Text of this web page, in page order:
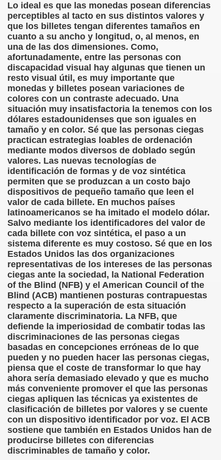
Lo ideal es que las monedas posean diferencias
perceptibles al tacto en sus distintos valores y
que los billetes tengan diferentes tamaños en
cuanto a su ancho y longitud, o, al menos, en
una de las dos dimensiones. Como,
afortunadamente, entre las personas con
discapacidad visual hay algunas que tienen un
resto visual útil, es muy importante que
monedas y billetes posean variaciones de
colores con un contraste adecuado. Una
situación muy insatisfactoria la tenemos con los
dólares estadounidenses que son iguales en
tamaño y en color. Sé que las personas ciegas
practican estrategias loables de ordenación
mediante modos diversos de doblado según
valores. Las nuevas tecnologías de
identificación de formas y de voz sintética
permiten que se produzcan a un costo bajo
dispositivos de pequeño tamaño que leen el
valor de cada billete. En muchos países
latinoamericanos se ha imitado el modelo dólar.
Salvo mediante los identificadores del valor de
cada billete con voz sintética, el paso a un
sistema diferente es muy costoso. Sé que en los
Estados Unidos las dos organizaciones
representativas de los intereses de las personas
ciegas ante la sociedad, la National Federation
of the Blind (NFB) y el American Council of the
Blind (ACB) mantienen posturas contrapuestas
respecto a la superación de esta situación
claramente discriminatoria. La NFB, que
defiende la imperiosidad de combatir todas las
discriminaciones de las personas ciegas
basadas en concepciones erróneas de lo que
pueden y no pueden hacer las personas ciegas,
piensa que el coste de transformar lo que hay
ahora sería demasiado elevado y que es mucho
más conveniente promover el que las personas
ciegas apliquen las técnicas ya existentes de
clasificación de billetes por valores y se cuente
con un dispositivo identificador por voz. El ACB
sostiene que también en Estados Unidos han de
producirse billetes con diferencias
discriminables de tamaño y color.
Bejarano)
(Juan José Miñana)
a Charles Barbier (Pablo Madrid Herruzo)
(Pedro Zurita)
Sus Precios (Pedro Zurita)
de l'Adolescència en Nois-es Cecs i Deficients
a Desarrollar CRE Joan Amades ONCE, 1990 (Miquel
en Peligro de Extinción (Eutiquio Cabrerizo)
Todos (Pedro Zurita)
Borrás)
Social, Córdoba 03-03-09 (Pedro A. Zurita)
de Sor Sacramento)
Elissalde)
1ª Escuela de Ciegos Que Hubo en España (Jesús
06-09 (Pedro Zurita)
(Francisco Javier Bernal García)
(Roberto Enjuto)
Fundamento Y Sentimientos (Samuel Rodríguez
(Rogelio Muñoz Martínez)